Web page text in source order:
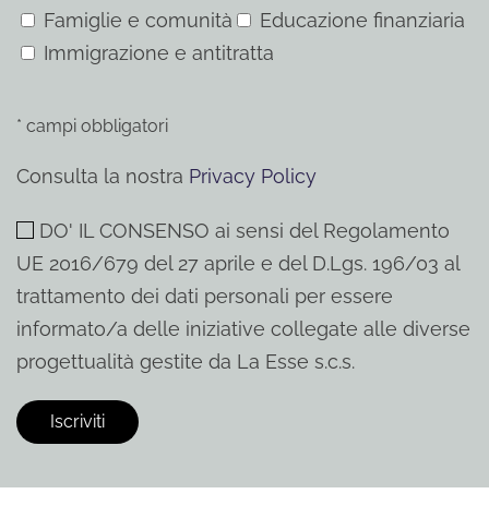
Famiglie e comunità
Educazione finanziaria
Immigrazione e antitratta
* campi obbligatori
Consulta la nostra Privacy Policy
DO' IL CONSENSO ai sensi del Regolamento
UE 2016/679 del 27 aprile e del D.Lgs. 196/03 al
trattamento dei dati personali per essere
informato/a delle iniziative collegate alle diverse
progettualità gestite da La Esse s.c.s.